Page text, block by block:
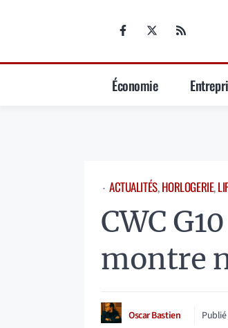
Économie
⋅ ACTUALITÉS, HORLOGERIE,
CWC
montre
Oscar Bastien